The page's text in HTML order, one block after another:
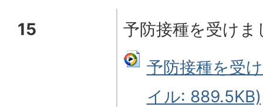
15
予防接種を受けま
予防接種を受
イル: 889.5KB)